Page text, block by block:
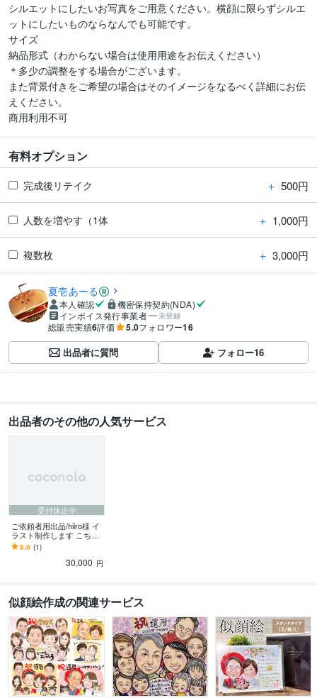
シルエットにしたいお写真をご用意ください。横顔に限らずシルエ
ットにしたいものならなんでも可能です。
サイズ
納品形式（わからない場合は使用用途をお伝えください）
＊多少の調整をする場合がございます。
また背景付きをご希望の場合はそのイメージをなるべく詳細にお伝
えください。
商用利用不可
有料オプション
完成後リテイク ＋ 500円
人数を増やす（1体 ＋ 1,000円
複数枚 ＋ 3,000円
夏壱あーる
本人確認
機密保持契約(NDA)
インボイス発行事業者
未登録
総販売実績6評価 5.0フォロワー16
出品者に質問 フォロー16
出品者のその他の人気サービス
受付休止中
ご依頼者用出品/hiiro様 イ
ラスト制作します こちら
はご依頼者様用出品で
す。
5.0 (1)
30,000 円
似顔絵作成の関連サービス